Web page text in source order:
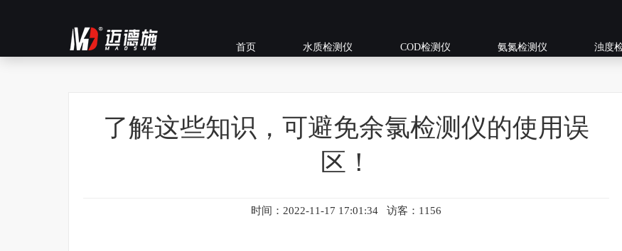
首页 水质检测仪 COD检测仪 氨氮检测仪 浊度
了解这些知识，可避免余氯检测仪的使用误
区！
时间：2022-11-17 17:01:34 访客：1156